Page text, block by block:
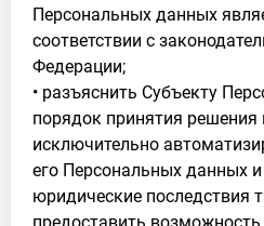
Персональных данных
соответствии с
Федерации;
• разъяснить Субъекту
порядок принятия решения
исключительно
его Персональных данных
юридические последствия